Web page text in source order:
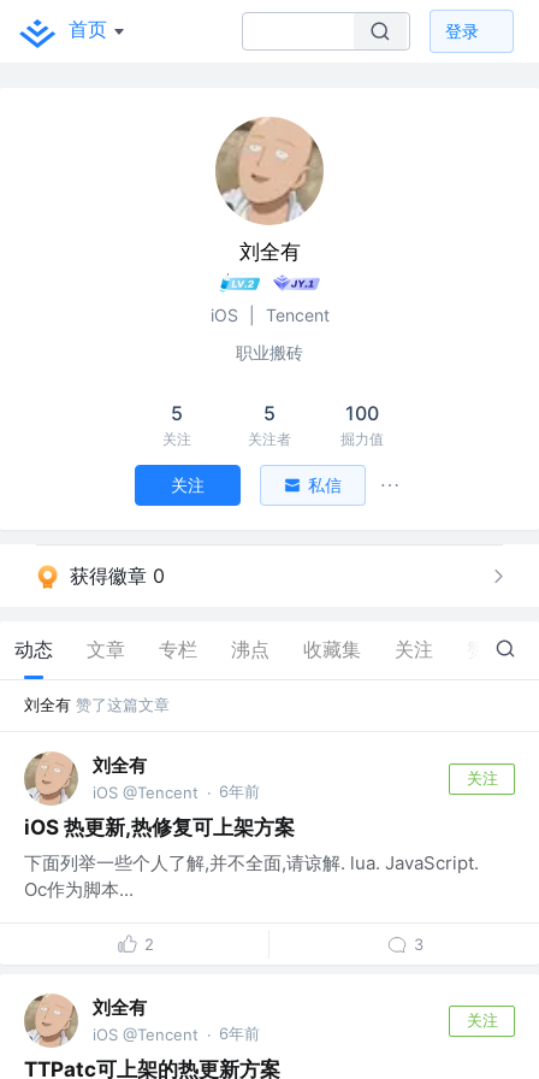
首页 登录
刘全有
iOS
Tencent
职业搬砖
5
关注
5
关注者
100
掘力值
关注 私信
获得徽章 0
动态 文章 专栏 沸点 收藏集 关注 2
刘全有 赞了这篇文章
刘全有
iOS @Tencent · 6年前
关注
iOS 热更新,热修复可上架方案
下面列举一些个人了解,并不全面,请谅解. lua. JavaScript.
Oc作为脚本...
2 3
刘全有
iOS @Tencent · 6年前
关注
TTPatc可上架的热更新方案